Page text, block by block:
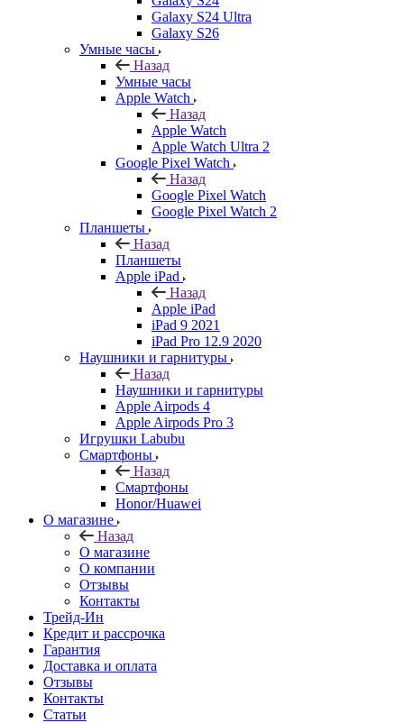
Galaxy S24 Ultra
Galaxy S26
Умные часы
Назад
Умные часы
Apple Watch
Назад
Apple Watch
Apple Watch Ultra 2
Google Pixel Watch
Назад
Google Pixel Watch
Google Pixel Watch 2
Планшеты
Назад
Планшеты
Apple iPad
Назад
Apple iPad
iPad 9 2021
iPad Pro 12.9 2020
Наушники и гарнитуры
Назад
Наушники и гарнитуры
Apple Airpods 4
Apple Airpods Pro 3
Игрушки Labubu
Смартфоны
Назад
Смартфоны
Honor/Huawei
О магазине
Назад
О магазине
О компании
Отзывы
Контакты
Трейд-Ин
Кредит и рассрочка
Гарантия
Доставка и оплата
Отзывы
Контакты
Статьи